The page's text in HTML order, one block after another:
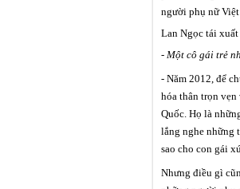
người phụ nữ
Lan Ngọc tái xuất
- Một cô gái trẻ
- Năm 2012, để
hóa thân trọn
Quốc. Họ là
lắng nghe những
sao cho con gái
Nhưng điều gì